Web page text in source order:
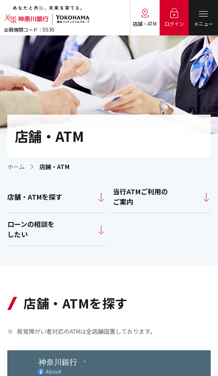
金融機関コード：0530
店舗・ATM ログイン メニュー
店舗・ATM
ホーム 店舗・ATM
店舗・ATMを探す
当行ATMご利用の
ご案内
ローンの相談を
したい
店舗・ATMを探す
※ 視覚障がい者対応のATMは全店舗設置しております。